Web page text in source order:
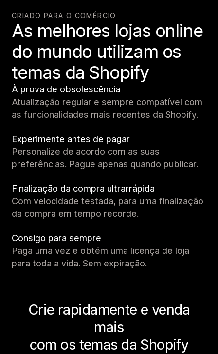
CRIADO PARA O COMÉRCIO
As melhores lojas online
do mundo utilizam os
temas da Shopify
À prova de obsolescência
Atualização regular e sempre compatível com
as funcionalidades mais recentes da Shopify.
Experimente antes de pagar
Personalize de acordo com as suas
preferências. Pague apenas quando publicar.
Finalização da compra ultrarrápida
Com velocidade testada, para uma finalização
da compra em tempo recorde.
Consigo para sempre
Paga uma vez e obtém uma licença de loja
para toda a vida. Sem expiração.
Crie rapidamente e venda
mais
com os temas da Shopify